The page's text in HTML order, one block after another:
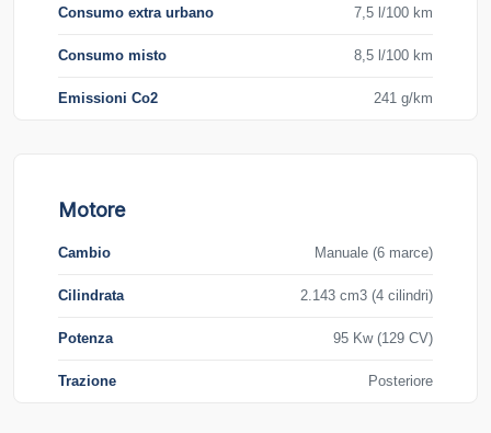
Consumo extra urbano 7,5 l/100 km
Consumo misto 8,5 l/100 km
Emissioni Co2 241 g/km
Motore
Cambio Manuale (6 marce)
Cilindrata 2.143 cm3 (4 cilindri)
Potenza 95 Kw (129 CV)
Trazione Posteriore